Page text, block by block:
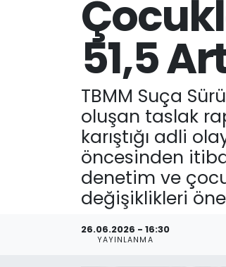
51,5
TBMM Suça
oluşan taslak
karıştığı adli
öncesinden
denetim ve
değişiklikleri
26.06.2026 - 16:30
YAYINLANMA
Tüm Manşetler
Son Dakika Haberleri
Haber Arşivi